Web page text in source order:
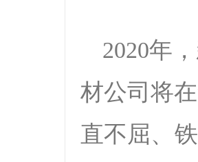
2020年
材公司将
直不屈、